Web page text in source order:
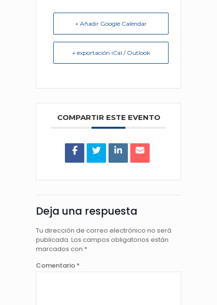
+ Añadir Google Calendar
+ exportación iCal / Outlook
COMPARTIR ESTE EVENTO
Deja una respuesta
Tu dirección de correo electrónico no será
publicada. Los campos obligatorios están
marcados con *
Comentario *